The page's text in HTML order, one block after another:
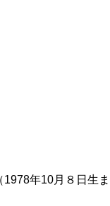
年10月８日生